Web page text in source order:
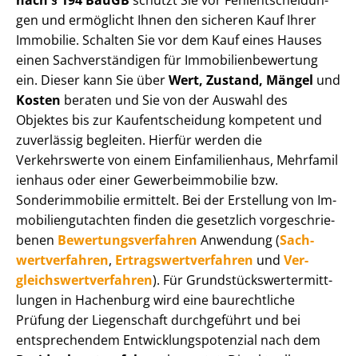
gen und ermöglicht Ihnen den sicheren Kauf Ihrer
Immobilie. Schalten Sie vor dem Kauf eines Hauses
einen Sach­ver­stän­di­gen für Im­mo­bi­li­en­be­wer­tung
ein. Dieser kann Sie überWert, Zustand, Mängel und
Kosten beraten und Sie von der Auswahl des
Objektes bis zur Kauf­ent­schei­dung kompetent und
zuverlässig begleiten. Hierfür werden die
Verkehrswerte von einem Einfamilienhaus, Mehr­fa­mi­l
i­en­haus oder einer Ge­wer­be­im­mo­bi­lie bzw.
Sonderimmobilie ermittelt. Bei der Erstellung von Im­
mo­bi­li­en­gut­ach­ten finden die gesetzlich vor­ge­schrie­
be­nen Be­wer­tungs­ver­fah­ren Anwendung (Sach­
wert­ver­fah­ren, Er­trags­wert­ver­fah­ren und Ver­
gleichs­wert­ver­fah­ren). Für Grund­stücks­wert­ermitt­
lun­gen in Hachenburg wird eine baurechtliche
Prüfung der Liegenschaft durchgeführt und bei
entsprechendem Ent­wick­lungs­po­ten­zi­al nach dem